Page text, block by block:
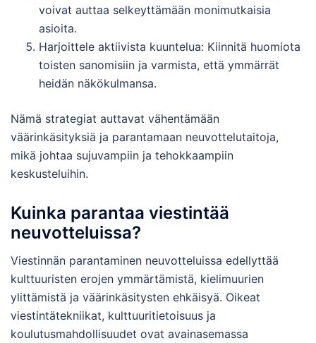
voivat auttaa selkeyttämään monimutkaisia
asioita.
Harjoittele aktiivista kuuntelua: Kiinnitä huomiota
toisten sanomisiin ja varmista, että ymmärrät
heidän näkökulmansa.
Nämä strategiat auttavat vähentämään
väärinkäsityksiä ja parantamaan neuvottelutaitoja,
mikä johtaa sujuvampiin ja tehokkaampiin
keskusteluihin.
Kuinka parantaa viestintää
neuvotteluissa?
Viestinnän parantaminen neuvotteluissa edellyttää
kulttuuristen erojen ymmärtämistä, kielimuurien
ylittämistä ja väärinkäsitysten ehkäisyä. Oikeat
viestintätekniikat, kulttuuritietoisuus ja
koulutusmahdollisuudet ovat avainasemassa